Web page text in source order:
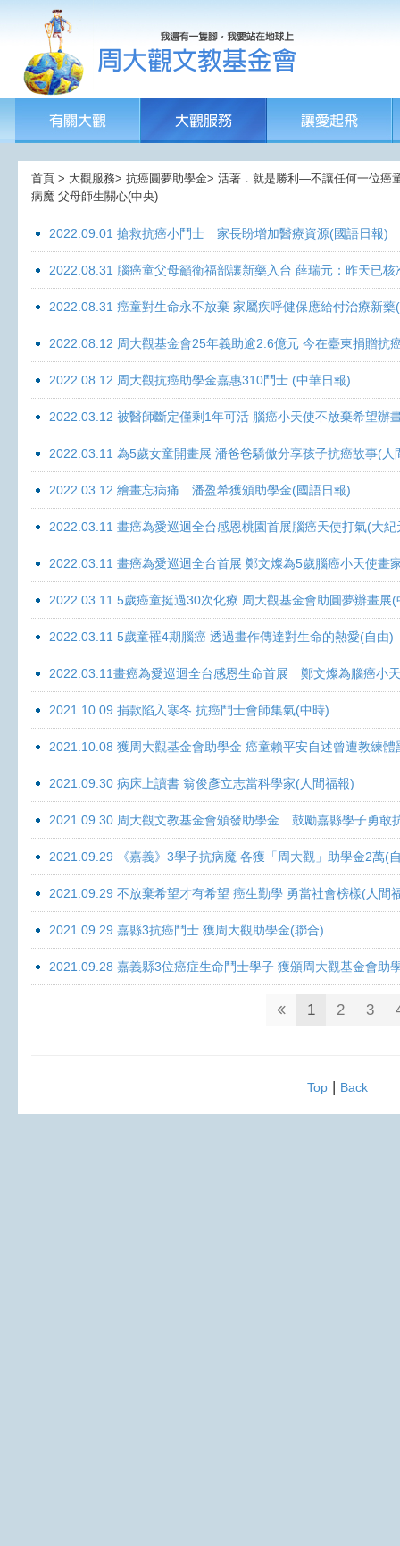
首頁 > 大觀服務> 抗癌圓夢助學金> 活著．就是勝利—不讓任何一位癌
病魔 父母師生關心(中央)
2022.09.01 搶救抗癌小鬥士 家長盼增加醫療資源(國語日報)
2022.08.31 腦癌童父母籲衛福部讓新藥入台 薛瑞元：昨天已
2022.08.31 癌童對生命永不放棄 家屬疾呼健保應給付治療新藥
2022.08.12 周大觀基金會25年義助逾2.6億元 今在臺東捐贈抗
2022.08.12 周大觀抗癌助學金嘉惠310鬥士 (中華日報)
2022.03.12 被醫師斷定僅剩1年可活 腦癌小天使不放棄希望辦
2022.03.11 為5歲女童開畫展 潘爸爸驕傲分享孩子抗癌故事(人
2022.03.12 繪畫忘病痛 潘盈希獲頒助學金(國語日報)
2022.03.11 畫癌為愛巡迴全台感恩桃園首展腦癌天使打氣(大紀
2022.03.11 畫癌為愛巡迴全台首展 鄭文燦為5歲腦癌小天使畫
2022.03.11 5歲癌童挺過30次化療 周大觀基金會助圓夢辦畫展
2022.03.11 5歲童罹4期腦癌 透過畫作傳達對生命的熱愛(自由)
2022.03.11畫癌為愛巡迴全台感恩生命首展 鄭文燦為腦癌小
2021.10.09 捐款陷入寒冬 抗癌鬥士會師集氣(中時)
2021.10.08 獲周大觀基金會助學金 癌童賴平安自述曾遭教練體
2021.09.30 病床上讀書 翁俊彥立志當科學家(人間福報)
2021.09.30 周大觀文教基金會頒發助學金 鼓勵嘉縣學子勇敢
2021.09.29 《嘉義》3學子抗病魔 各獲「周大觀」助學金2萬(
2021.09.29 不放棄希望才有希望 癌生勤學 勇當社會榜樣(人間
2021.09.29 嘉縣3抗癌鬥士 獲周大觀助學金(聯合)
2021.09.28 嘉義縣3位癌症生命鬥士學子 獲頒周大觀基金會助
1 2 3
Top| Back